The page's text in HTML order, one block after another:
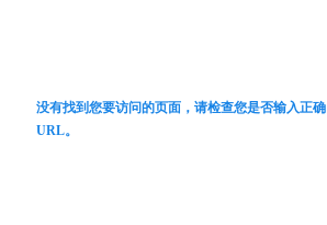
没有找到您要访问的页面，请检查您是否输入正确
URL。